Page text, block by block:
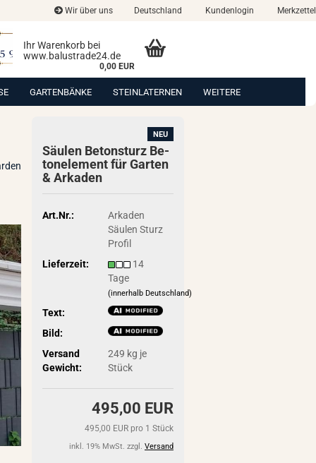
Wir über uns Deutschland Kundenlogin Merkzettel
Ihr Warenkorb bei
www.balustrade24.de
0,00 EUR
GARTENBÄNKE STEINLATERNEN WEITERE
NEU
Säu­len Be­ton­sturz Be­
ton­ele­ment für Gar­ten
& Ar­ka­den
Art.Nr.:
Arkaden
Säulen Sturz
Profil
Lieferzeit:
14
Tage
(innerhalb Deutschland)
Text:
Bild:
Versand
Gewicht:
249 kg je
Stück
495,00 EUR
495,00 EUR pro 1 Stück
inkl. 19% MwSt. zzgl. Versand